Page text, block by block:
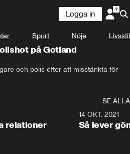
Logga in
Sport Nöje Livsstil
på Gotland
och polis efter att misstänkta för
SE ALLA
relationer
14 OKT. 2021
Så lever